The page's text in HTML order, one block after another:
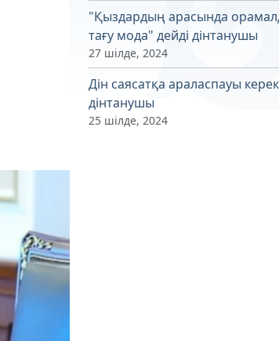
"Қыздардың арасында
тағу мода" дейді дінтанушы
27 шілде, 2024
Дін саясатқа араласпауы
дінтанушы
25 шілде, 2024